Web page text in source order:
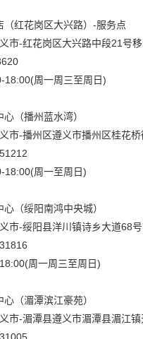
（红花岗区大兴路）-服务点
市-红花岗区大兴路中段21号
18:00(周一周三至周日)
（播州蓝水湾）
市-播州区遵义市播州区桂花
18:00(周一至周日)
（绥阳南鸿中央城）
市-绥阳县洋川镇诗乡大道68
周一周三至周日)
（湄潭滨江豪苑）
市-湄潭县遵义市湄潭县湄江